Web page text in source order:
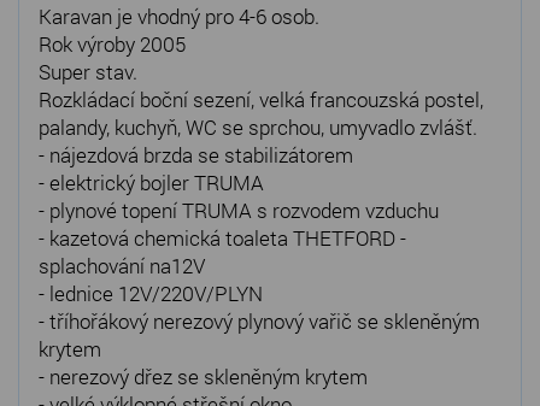
Karavan je vhodný pro 4-6 osob.
Rok výroby 2005
Super stav.
Rozkládací boční sezení, velká francouzská postel,
palandy, kuchyň, WC se sprchou, umyvadlo zvlášť.
- nájezdová brzda se stabilizátorem
- elektrický bojler TRUMA
- plynové topení TRUMA s rozvodem vzduchu
- kazetová chemická toaleta THETFORD -
splachování na12V
- lednice 12V/220V/PLYN
- tříhořákový nerezový plynový vařič se skleněným
krytem
- nerezový dřez se skleněným krytem